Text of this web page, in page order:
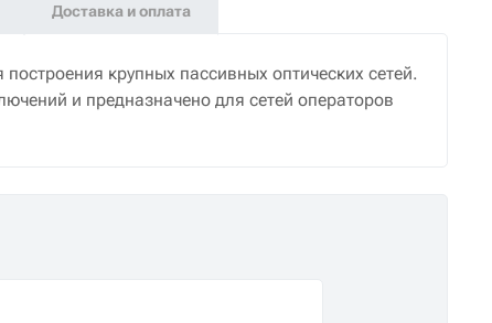
Доставка и оплата
крупных пассивных оптических сетей.
и предназначено для сетей операторов